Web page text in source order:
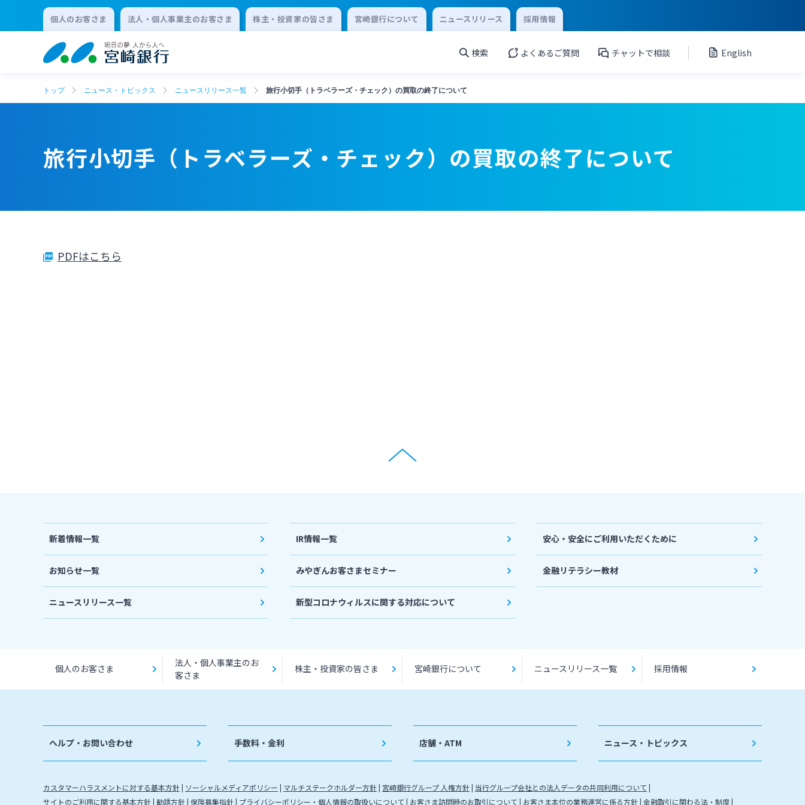
個人のお客さま 法人・個人事業主のお客さま 株主・投資家の皆さま 宮崎銀行について ニュースリリース 採用情報
検索 よくあるご質問 チャットで相談 English
トップ ニュース・トピックス ニュースリリース一覧 旅行小切手（トラベラーズ・チェック）の買取の終了について
旅行小切手（トラベラーズ・チェック）の買取の終了について
PDFはこちら
新着情報一覧
お知らせ一覧
ニュースリリース一覧
IR情報一覧
みやぎんお客さまセミナー
新型コロナウィルスに関する対応について
安心・安全にご利用いただくために
金融リテラシー教材
個人のお客さま
法人・個人事業主のお
客さま
株主・投資家の皆さま 宮崎銀行について ニュースリリース一覧 採用情報
ヘルプ・お問い合わせ 手数料・金利 店舗・ATM ニュース・トピックス
カスタマーハラスメントに対する基本方針 ソーシャルメディアポリシー マルチステークホルダー方針 宮崎銀行グループ 人権方針 当行グループ会社との法人データの共同利用について
サイトのご利用に関する基本方針 勧誘方針 保険募集指針 プライバシーポリシー・個人情報の取扱いについて お客さま訪問時のお取引について お客さま本位の業務運営に係る方針 金融取引に関わる法・制度